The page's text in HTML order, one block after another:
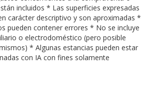
incluidos * Las superficies expresadas
carácter descriptivo y son aproximadas *
pueden contener errores * No se incluye
o electrodoméstico (pero posible
* Algunas estancias pueden estar
con IA con fines solamente